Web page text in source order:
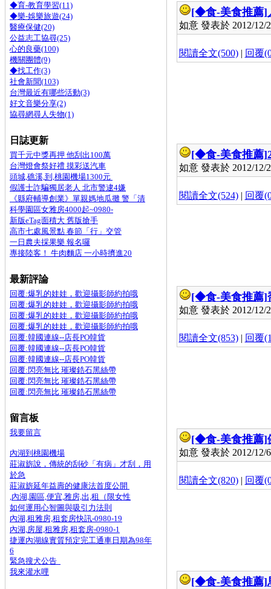
◆育-教育學習(11)
◆樂-娛樂旅遊(24)
醫療保健(20)
公益志工協尋(25)
心的良藥(100)
機關團體(9)
◆找工作(3)
社會新聞(103)
台灣最近有哪些活動(3)
好文音樂分享(2)
協尋網尋人失物(1)
日誌更新
買千元中獎再押 他刮出100萬
台灣燈會祭好禮 摸彩送汽車
頭城,礁溪,到,桃園機場1300元
假護士詐騙獨居老人 北市警逮4嫌
《縣府輔導創業》單親媽地瓜攤 警「清
科學園區女雅房4000起~0980-
新版eTag面積大 舊版搶手
高市七處風景點 春節「行」交管
一日農夫採果樂 報名囉
專接陸客！ 牛肉麵店 一小時擠進20
最新評論
回覆:爆乳的娃娃，歡迎攝影師約拍哦
回覆:爆乳的娃娃，歡迎攝影師約拍哦
回覆:爆乳的娃娃，歡迎攝影師約拍哦
回覆:爆乳的娃娃，歡迎攝影師約拍哦
回覆:韓國連線--店長PO韓貨
回覆:韓國連線--店長PO韓貨
回覆:韓國連線--店長PO韓貨
回覆:閃亮無比 璀璨鋯石黑絲帶
回覆:閃亮無比 璀璨鋯石黑絲帶
回覆:閃亮無比 璀璨鋯石黑絲帶
留言板
我要留言
內湖到桃園機場
莊淑旂說，傳統的刮砂「有病」才刮，用
於急
莊淑旂延年益壽的健康法首度公開
,內湖,園區,便宜,雅房,出,租（限女性
如何運用心智圖與吸引力法則
內湖,租雅房,租套房快訊-0980-19
內湖,房屋,租雅房,租套房-0980-1
捷運內湖線實質預定完工通車日期為98年
6
緊急搜犬公告
我來灌水哩
[◆食-美食推薦]
如意 發表於 2012/12/
閱讀全文(500)| 回覆
[◆食-美食推薦]
如意 發表於 2012/12/
閱讀全文(524)| 回覆
[◆食-美食推薦]
如意 發表於 2012/12/
閱讀全文(853)| 回覆
[◆食-美食推薦]
如意 發表於 2012/12/
閱讀全文(820)| 回覆
[◆食-美食推薦]